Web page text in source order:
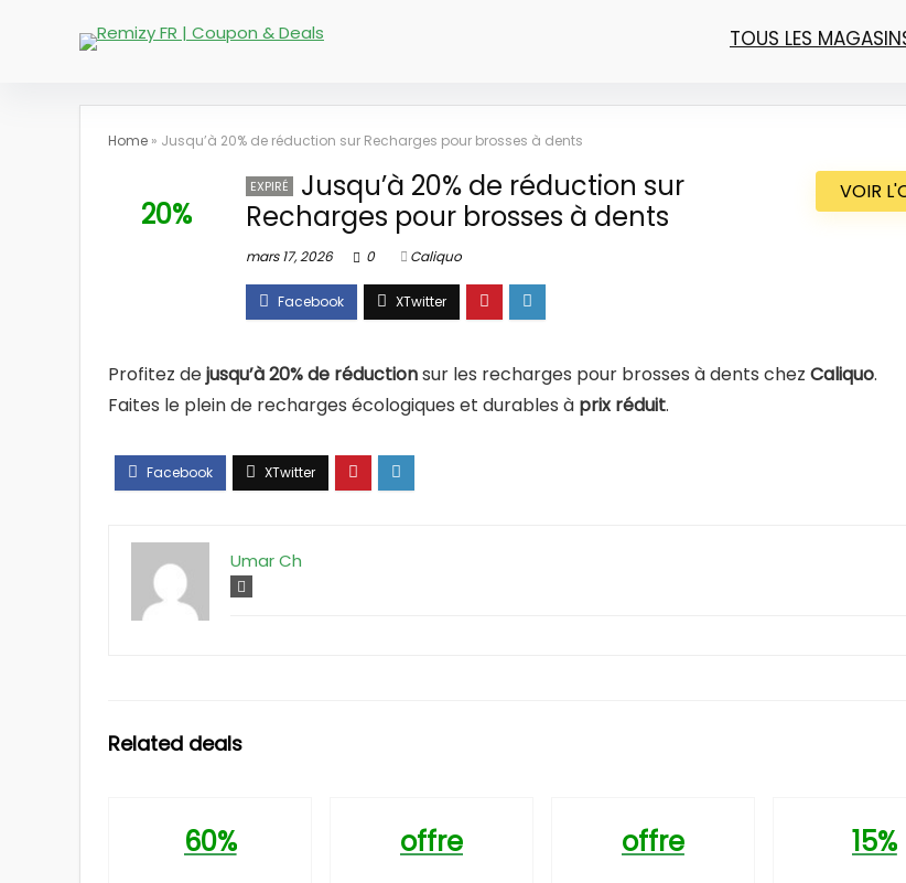
TOUS LES
Home » Jusqu’à 20% de réduction sur Recharges pour brosses à dents
20%
EXPIRÉ
Jusqu’à 20% de réduction sur
Recharges pour brosses à dents
mars 17, 2026 0 Caliquo
VOIR
Profitez dejusqu’à 20% de réductionsur les recharges pour brosses à dents chez Caliquo.
Faites le plein de recharges écologiques et durables à prix réduit.
Umar Ch
Related deals
60% offre offre 15%